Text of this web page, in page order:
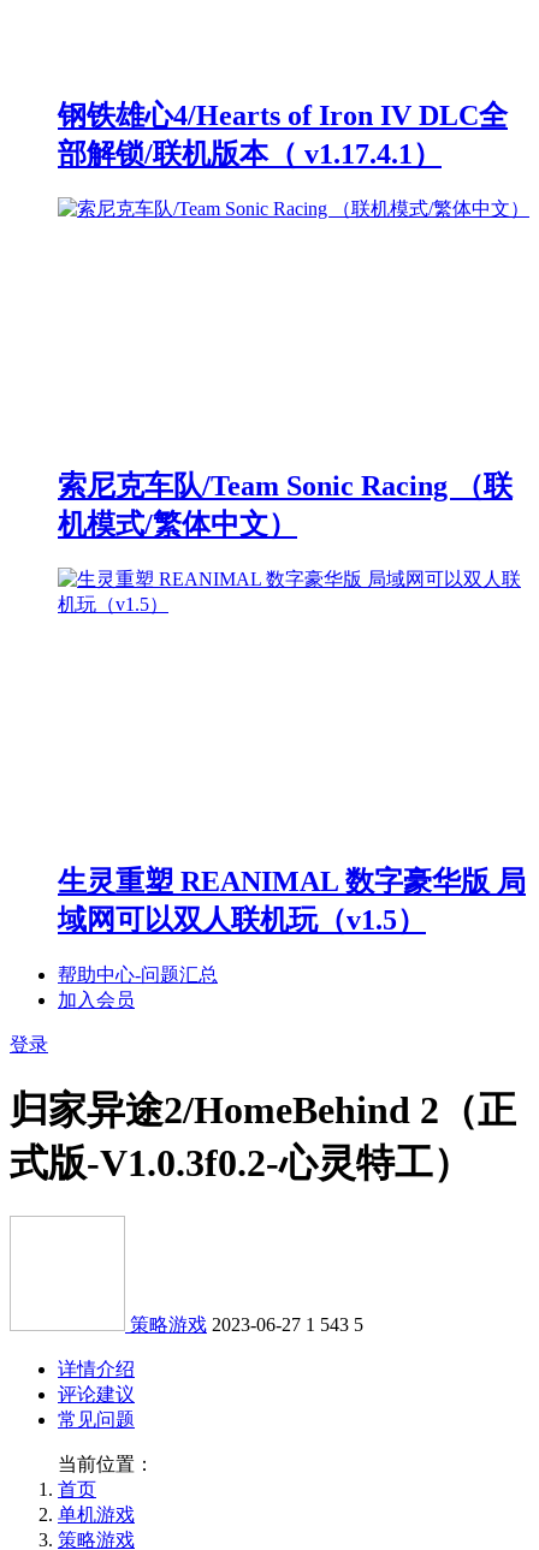
钢铁雄心4/Hearts of Iron IV DLC全
部解锁/联机版本（ v1.17.4.1）
索尼克车队/Team Sonic Racing （联
机模式/繁体中文）
生灵重塑 REANIMAL 数字豪华版 局
域网可以双人联机玩（v1.5）
帮助中心-问题汇总
加入会员
登录
归家异途2/HomeBehind 2（正
式版-V1.0.3f0.2-心灵特工）
策略游戏 2023-06-27 1 543 5
详情介绍
评论建议
常见问题
当前位置：
首页
单机游戏
策略游戏